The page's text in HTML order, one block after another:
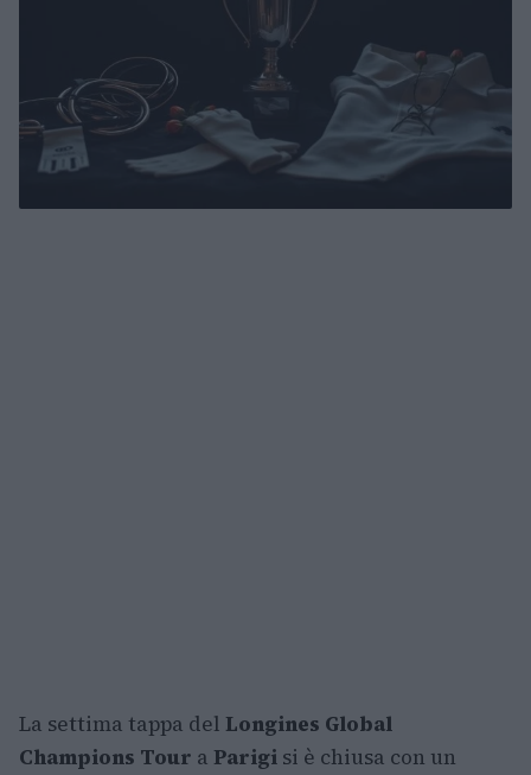
La settima tappa del Longines Global
Champions Tour a Parigi si è chiusa con un